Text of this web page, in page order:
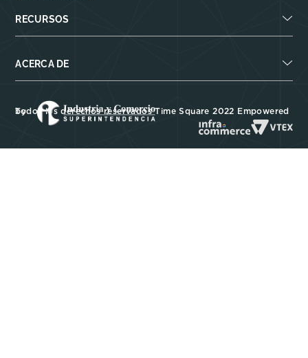
RECURSOS
ACERCA DE
Todos los derechos reservados Time Square 2022 Empowered by